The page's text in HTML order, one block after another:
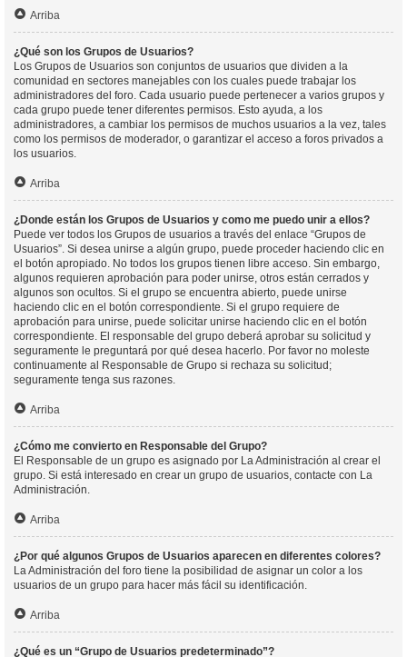
Arriba
¿Qué son los Grupos de Usuarios?
Los Grupos de Usuarios son conjuntos de usuarios que dividen a la
comunidad en sectores manejables con los cuales puede trabajar los
administradores del foro. Cada usuario puede pertenecer a varios grupos y
cada grupo puede tener diferentes permisos. Esto ayuda, a los
administradores, a cambiar los permisos de muchos usuarios a la vez, tales
como los permisos de moderador, o garantizar el acceso a foros privados a
los usuarios.
Arriba
¿Donde están los Grupos de Usuarios y como me puedo unir a ellos?
Puede ver todos los Grupos de usuarios a través del enlace “Grupos de
Usuarios”. Si desea unirse a algún grupo, puede proceder haciendo clic en
el botón apropiado. No todos los grupos tienen libre acceso. Sin embargo,
algunos requieren aprobación para poder unirse, otros están cerrados y
algunos son ocultos. Si el grupo se encuentra abierto, puede unirse
haciendo clic en el botón correspondiente. Si el grupo requiere de
aprobación para unirse, puede solicitar unirse haciendo clic en el botón
correspondiente. El responsable del grupo deberá aprobar su solicitud y
seguramente le preguntará por qué desea hacerlo. Por favor no moleste
continuamente al Responsable de Grupo si rechaza su solicitud;
seguramente tenga sus razones.
Arriba
¿Cómo me convierto en Responsable del Grupo?
El Responsable de un grupo es asignado por La Administración al crear el
grupo. Si está interesado en crear un grupo de usuarios, contacte con La
Administración.
Arriba
¿Por qué algunos Grupos de Usuarios aparecen en diferentes colores?
La Administración del foro tiene la posibilidad de asignar un color a los
usuarios de un grupo para hacer más fácil su identificación.
Arriba
¿Qué es un “Grupo de Usuarios predeterminado”?